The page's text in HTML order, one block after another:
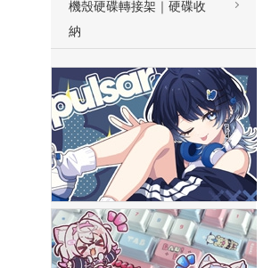
機殼硬碟轉接架｜硬碟收
納